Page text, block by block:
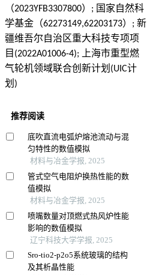
（2023YFB3307800）; 国家自然科
学基金（62273149,62203173）; 新
疆维吾尔自治区重大科技专项项
目(2022A01006-4); 上海市重型燃
气轮机领域联合创新计划(UIC计
划)